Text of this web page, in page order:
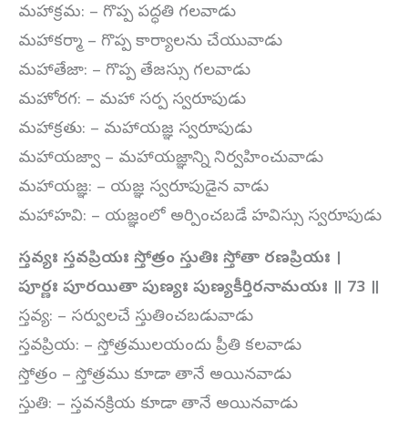
మహాక్రమ: – గొప్ప పద్ధతి గలవాడు
మహాకర్మా – గొప్ప కార్యాలను చేయువాడు
మహాతేజా: – గొప్ప తేజస్సు గలవాడు
మహోరగ: – మహా సర్ప స్వరూపుడు
మహాక్రతు: – మహాయజ్ఞ స్వరూపుడు
మహాయజ్వా – మహాయజ్ఞాన్ని నిర్వహించువాడు
మహాయజ్ఞ: – యజ్ఞ స్వరూపుడైన వాడు
మహాహవి: – యజ్ఞంలో అర్పించబడే హవిస్సు స్వరూపుడు
స్తవ్యః స్తవప్రియః స్తోత్రం స్తుతిః స్తోతా రణప్రియః ।
పూర్ణః పూరయితా పుణ్యః పుణ్యకీర్తిరనామయః ॥ 73 ॥
స్తవ్య: – సర్వులచే స్తుతించబడువాడు
స్తవప్రియ: – స్తోత్రములయందు ప్రీతి కలవాడు
స్తోత్రం – స్తోత్రము కూడా తానే అయినవాడు
స్తుతి: – స్తవనక్రియ కూడా తానే అయినవాడు